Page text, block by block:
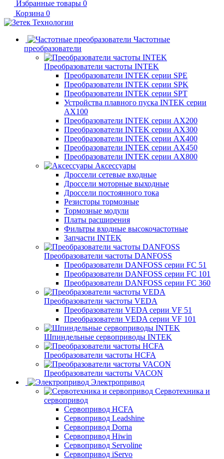
Избранные товары 0
Корзина 0
Частотные
преобразователи
Преобразователи частоты INTEK
Преобразователи INTEK серии SPE
Преобразователи INTEK серии SPK
Преобразователи INTEK серии SPT
Устройства плавного пуска INTEK серии
AX100
Преобразователи INTEK серии AX200
Преобразователи INTEK серии AX300
Преобразователи INTEK серии AX400
Преобразователи INTEK серии AX450
Преобразователи INTEK серии AX800
Аксессуары
Дроссели сетевые входные
Дроссели моторные выходные
Дроссели постоянного тока
Резисторы тормозные
Тормозные модули
Платы расширения
Фильтры входные высокочастотные
Запчасти INTEK
Преобразователи частоты DANFOSS
Преобразователи DANFOSS серии FC 51
Преобразователи DANFOSS серии FC 101
Преобразователи DANFOSS серии FC 360
Преобразователи частоты VEDA
Преобразователи VEDA серии VF 51
Преобразователи VEDA серии VF 101
Шпиндельные сервоприводы INTEK
Преобразователи частоты HCFA
Преобразователи частоты VACON
Электропривод
Сервотехника и
сервопривод
Сервопривод HCFA
Сервопривод Leadshine
Сервопривод Dorna
Сервопривод Hiwin
Сервопривод Servoline
Сервопривод iServo